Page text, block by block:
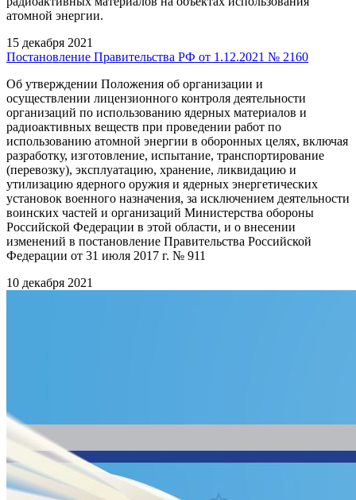
атомной энергии.
15 декабря 2021
Постановление Правительства РФ от 1.12.2021 № 2160
Об утверждении Положения об организации и
осуществлении лицензионного контроля деятельности
организаций по использованию ядерных материалов и
радиоактивных веществ при проведении работ по
использованию атомной энергии в оборонных целях, включая
разработку, изготовление, испытание, транспортирование
(перевозку), эксплуатацию, хранение, ликвидацию и
утилизацию ядерного оружия и ядерных энергетических
установок военного назначения, за исключением деятельности
воинских частей и организаций Министерства обороны
Российской Федерации в этой области, и о внесении
изменений в постановление Правительства Российской
Федерации от 31 июля 2017 г. № 911
10 декабря 2021